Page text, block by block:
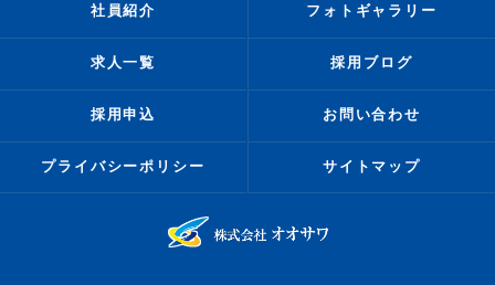
社員紹介 フォトギャラリー
求人一覧 採用ブログ
採用申込 お問い合わせ
プライバシーポリシー サイトマップ